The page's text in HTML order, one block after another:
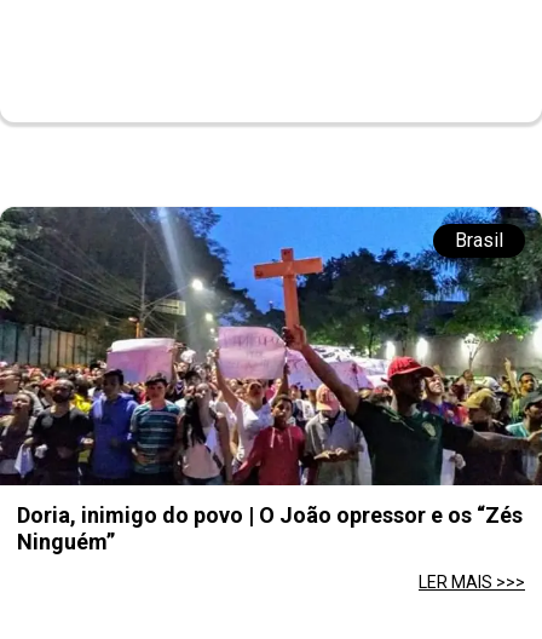
Brasil
Doria, inimigo do povo | O João opressor e os “Zés
Ninguém”
LER MAIS >>>